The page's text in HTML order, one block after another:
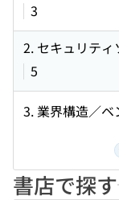
3
2. セキュリテ
5
3. 業界構造／
書店で探す